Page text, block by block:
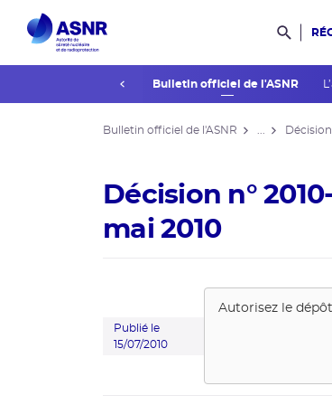
La réglementation Bulletin officiel de l'ASNR
Bulletin officiel de l'ASNR
Décision n°
mai 2010
Publié le
15/07/2010
Autorisez le